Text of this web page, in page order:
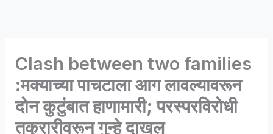
Clash between two families
:मक्याच्या पाचटाला आग लावल्यावरून
दोन कुटुंबात हाणामारी; परस्परविरोधी
तक्रारीवरून गुन्हे दाखल